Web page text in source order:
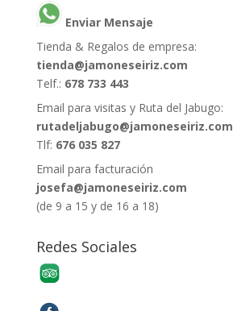
Enviar Mensaje
Tienda & Regalos de empresa:
tienda@jamoneseiriz.com
Telf.: 678 733 443
Email para visitas y Ruta del Jabugo:
rutadeljabugo@jamoneseiriz.com
Tlf: 676 035 827
Email para facturación
josefa@jamoneseiriz.com
(de 9 a 15 y de 16 a 18)
Redes Sociales